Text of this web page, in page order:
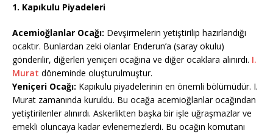
1. Kapıkulu Piyadeleri
Acemioğlanlar Ocağı: Devşirmelerin yetiştirilip hazırlandığı
ocaktır. Bunlardan zeki olanlar Enderun’a (saray okulu)
gönderilir, diğerleri yeniçeri ocağına ve diğer ocaklara alınırdı. I.
Murat döneminde oluşturulmuştur.
Yeniçeri Ocağı: Kapıkulu piyadelerinin en önemli bölümüdür. I.
Murat zamanında kuruldu. Bu ocağa acemioğlanlar ocağından
yetiştirilenler alınırdı. Askerlikten başka bir işle uğraşmazlar ve
emekli oluncaya kadar evlenemezlerdi. Bu ocağın komutanı